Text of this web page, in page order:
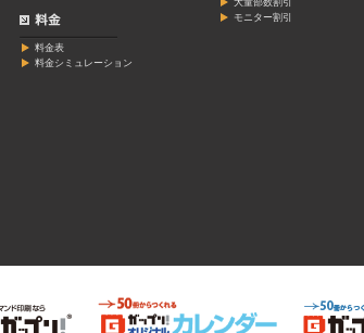
料金表
料金シミュレーション
大量部数割引
モニター割引